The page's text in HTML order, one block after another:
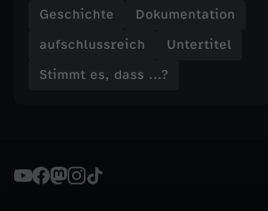
.
.
S
Geschichte
Dokumentation
aufschlussreich
Untertitel
Stimmt es, dass ...?